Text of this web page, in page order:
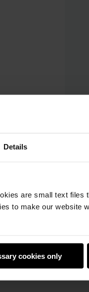
Details
are small text files
to make our website
cookies only